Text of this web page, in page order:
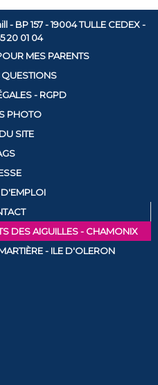
- BP 157 - 19004 TULLE CEDEX -
20 01 04
MES PARENTS
- RGPD
PHOTO
SITE
DES AIGUILLES - CHAMONIX
- ILE D'OLERON